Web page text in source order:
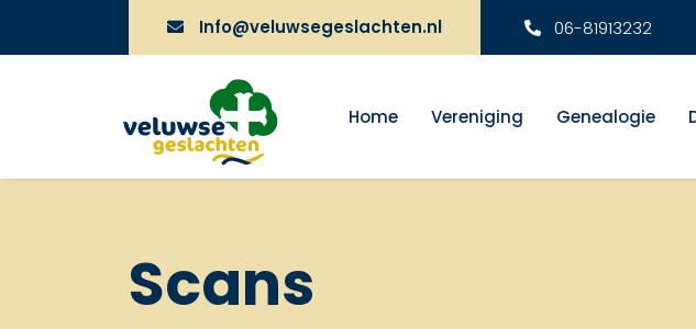
Info@veluwsegeslachten.nl 06-81913232
Home Vereniging Genealogie
Scans